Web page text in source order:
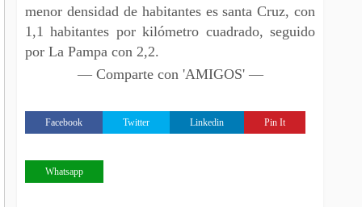
menor densidad de habitantes es santa Cruz, con
1,1 habitantes por kilómetro cuadrado, seguido
por La Pampa con 2,2.
— Comparte con 'AMIGOS' —
Facebook Twitter Linkedin Pin It
Whatsapp